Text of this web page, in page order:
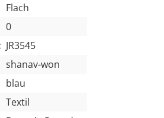
Flach
0
JR3545
shanav-won
blau
Textil